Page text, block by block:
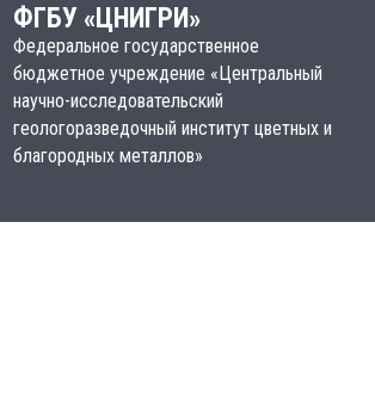
ФГБУ «ЦНИГРИ»
Федеральное государственное
бюджетное учреждение «Центральный
научно-исследовательский
геологоразведочный институт цветных и
благородных металлов»